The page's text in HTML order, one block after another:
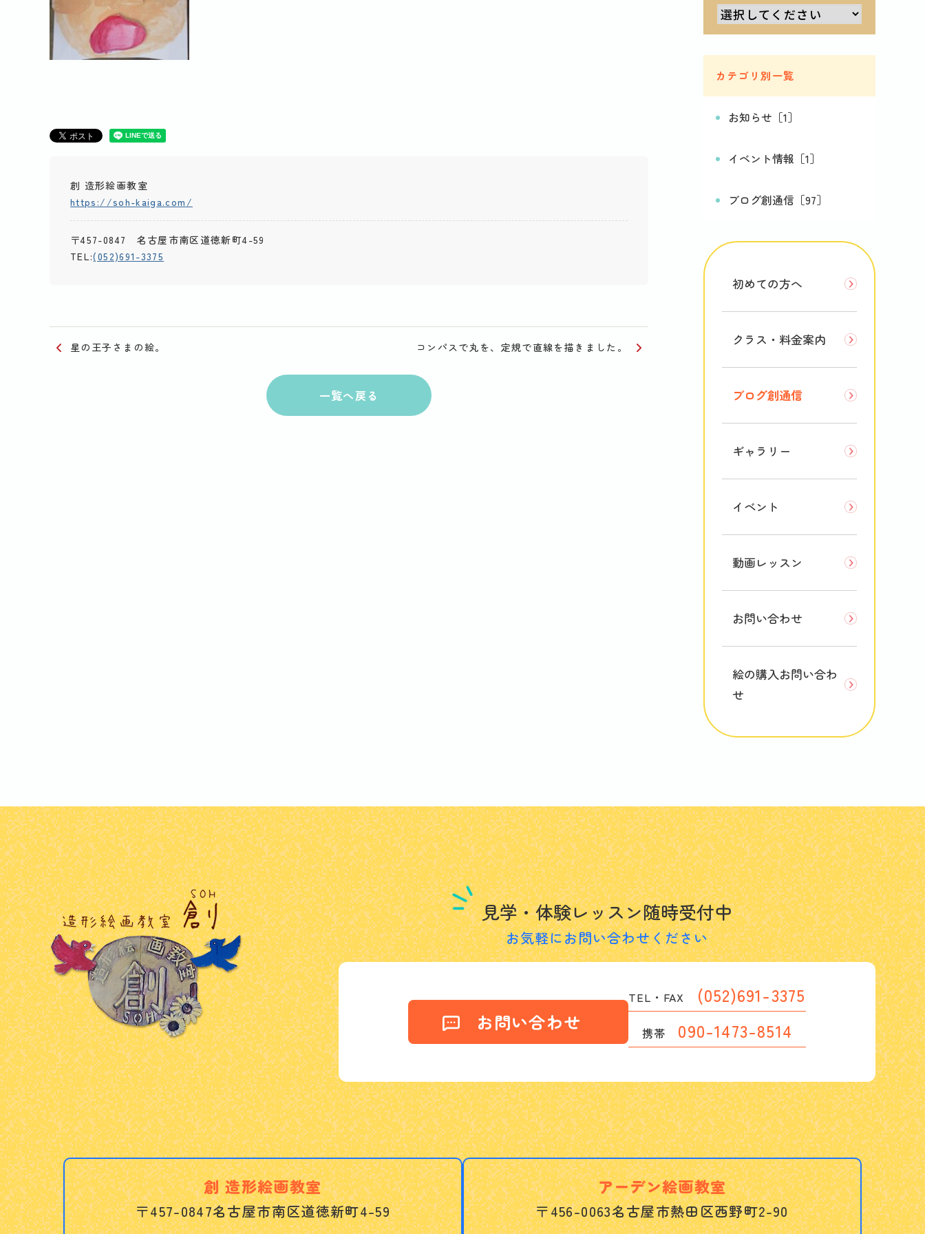
創 造形絵画教室
https://soh-kaiga.com/
〒457-0847 名古屋市南区道徳新町4-59
TEL:(052)691-3375
星の王子さまの絵。 コンパスで丸を、定規で直線を描きました。
一覧へ戻る
カテゴリ別一覧
お知らせ［1］
イベント情報［1］
ブログ創通信［97］
初めての方へ
クラス・料金案内
ブログ創通信
ギャラリー
イベント
動画レッスン
お問い合わせ
絵の購入お問い合わ
せ
見学・体験レッスン随時受付中
お気軽にお問い合わせください
お問い合わせ
TEL・FAX (052)691-3375
携帯 090-1473-8514
創 造形絵画教室
〒457-0847名古屋市南区道徳新町4-59
アーデン絵画教室
〒456-0063名古屋市熱田区西野町2-90